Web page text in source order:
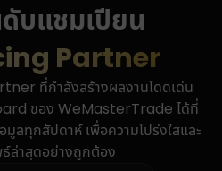
บแชมเปียน
Partner
ที่กำลังสร้างผลงานโดดเด่น
ของ WeMasterTrade ได้ที่
มูลทุกสัปดาห์ เพื่อความโปร่งใสและ
ล่าสุดอย่างถูกต้อง